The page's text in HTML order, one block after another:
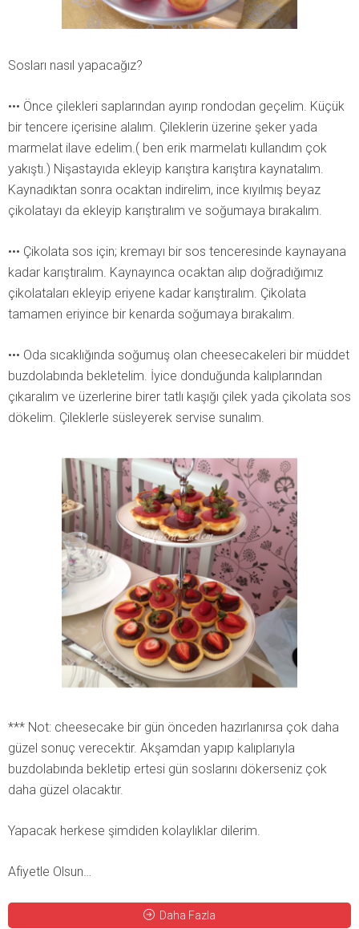
Sosları nasıl yapacağız?
••• Önce çilekleri saplarından ayırıp rondodan geçelim. Küçük
bir tencere içerisine alalım. Çileklerin üzerine şeker yada
marmelat ilave edelim.( ben erik marmelatı kullandım çok
yakıştı.) Nişastayıda ekleyip karıştıra karıştıra kaynatalım.
Kaynadıktan sonra ocaktan indirelim, ince kıyılmış beyaz
çikolatayı da ekleyip karıştıralım ve soğumaya bırakalım.
••• Çikolata sos için; kremayı bir sos tenceresinde kaynayana
kadar karıştıralım. Kaynayınca ocaktan alıp doğradığımız
çikolataları ekleyip eriyene kadar karıştıralım. Çikolata
tamamen eriyince bir kenarda soğumaya bırakalım.
••• Oda sıcaklığında soğumuş olan cheesecakeleri bir müddet
buzdolabında bekletelim. İyice donduğunda kalıplarından
çıkaralım ve üzerlerine birer tatlı kaşığı çilek yada çikolata sos
dökelim. Çileklerle süsleyerek servise sunalım.
*** Not: cheesecake bir gün önceden hazırlanırsa çok daha
güzel sonuç verecektir. Akşamdan yapıp kalıplarıyla
buzdolabında bekletip ertesi gün soslarını dökerseniz çok
daha güzel olacaktır.
Yapacak herkese şimdiden kolaylıklar dilerim.
Afiyetle Olsun…
Daha Fazla